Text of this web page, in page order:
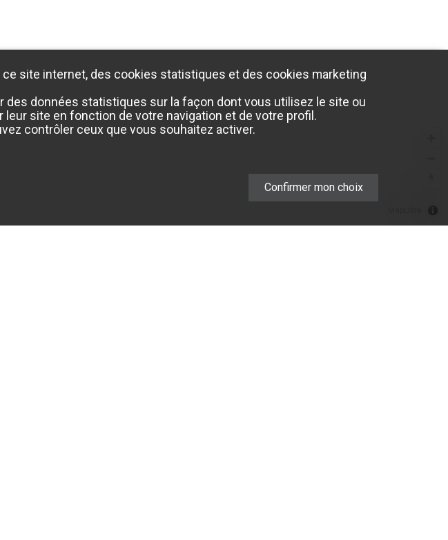
site internet, des cookies statistiques et des cookies marketing
données statistiques sur la façon dont vous utilisez le site ou
site en fonction de votre navigation et de votre profil.
contrôler ceux que vous souhaitez activer.
Confirmer mon choix